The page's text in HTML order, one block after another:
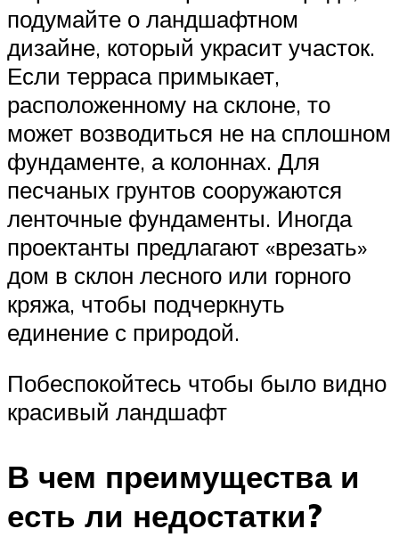
подумайте о ландшафтном
дизайне, который украсит участок.
Если терраса примыкает,
расположенному на склоне, то
может возводиться не на сплошном
фундаменте, а колоннах. Для
песчаных грунтов сооружаются
ленточные фундаменты. Иногда
проектанты предлагают «врезать»
дом в склон лесного или горного
кряжа, чтобы подчеркнуть
единение с природой.
Побеспокойтесь чтобы было видно
красивый ландшафт
В чем преимущества и
есть ли недостатки?